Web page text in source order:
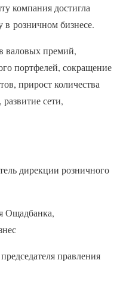
компания достигла
в розничном бизнесе.
валовых премий,
портфелей, сокращение
прирост количества
сети,
дирекции розничного
Ощадбанка,
правления